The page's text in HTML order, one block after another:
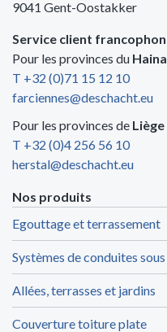
9041 Gent-Oostakker
Service client
Pour les provinces du
T +32 (0)71 15 12 10
farciennes@deschacht.eu
Pour les provinces de Liège
T +32 (0)4 256 56 10
herstal@deschacht.eu
Nos produits
Egouttage et terrassement
Systèmes de conduites
Allées, terrasses et jardins
Couverture toiture plate